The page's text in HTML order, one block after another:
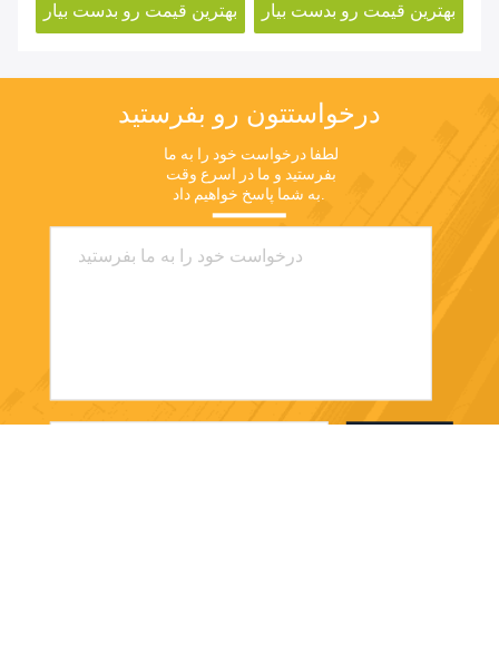
بهترین قیمت رو بدست بیار بهترین قیمت رو بدست بیار
درخواستتون رو بفرستيد